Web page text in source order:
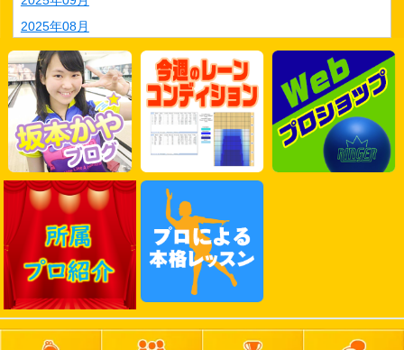
2025年08月
2025年07月
2025年06月
2025年05月
2025年04月
2025年03月
2025年02月
2025年01月
2024年12月
2024年11月
2024年10月
2024年09月
2024年08月